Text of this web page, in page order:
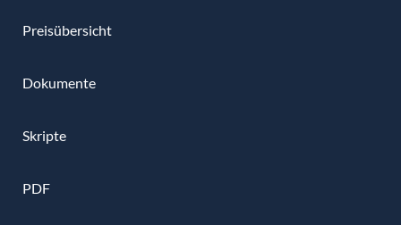
Preisübersicht
Dokumente
Skripte
PDF